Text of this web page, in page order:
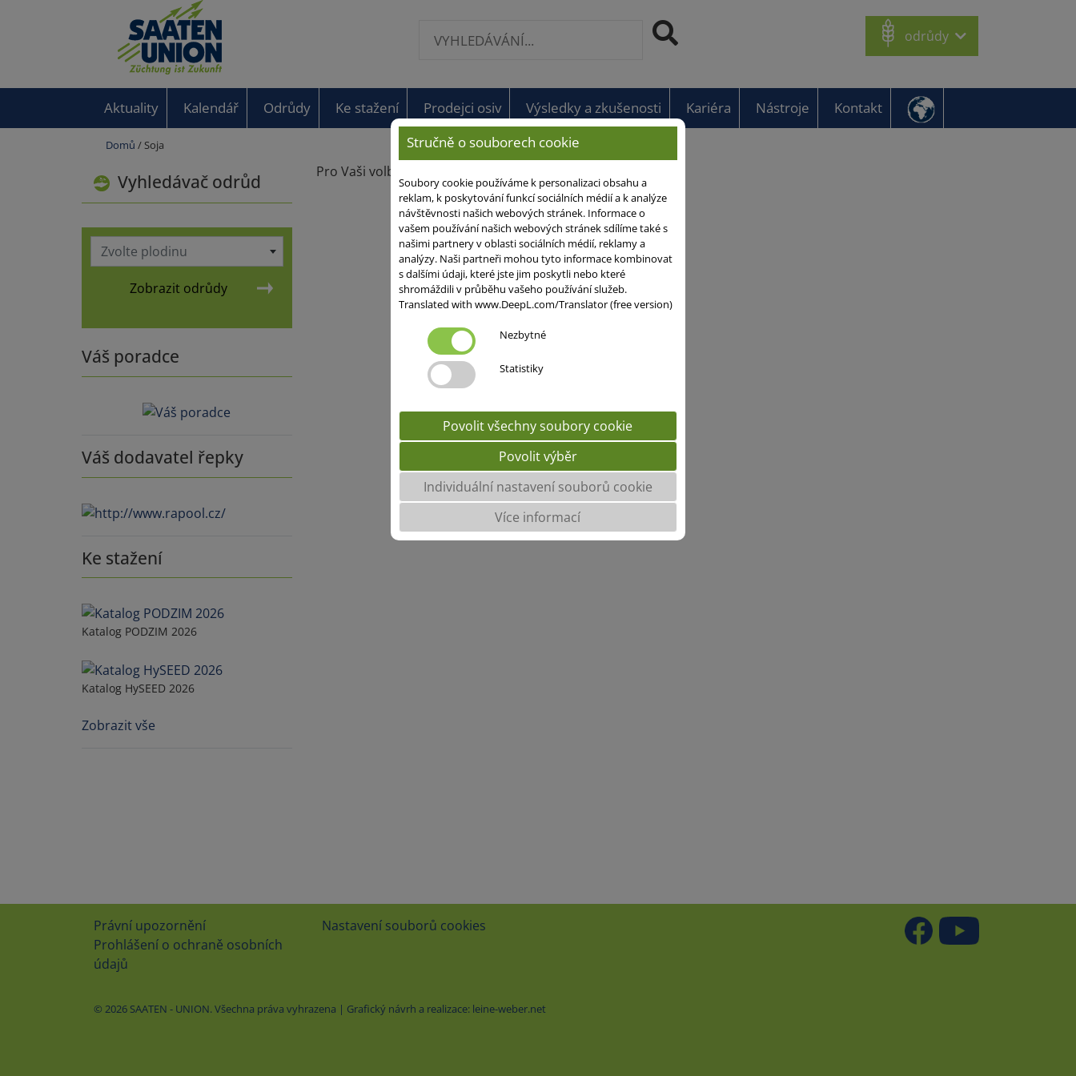
odrůdy
Aktuality Kalendář Odrůdy Ke stažení Prodejci osiv Výsledky a zkušenosti Kariéra Nástroje Kontakt
Domů / Soja
Vyhledávač odrůd
Zvolte plodinu
Zobrazit odrůdy
Váš poradce
Váš dodavatel řepky
Ke stažení
Katalog PODZIM 2026
Katalog HySEED 2026
Zobrazit vše
Pro Vaši volbu není k dispozici žádný výsledek.
Stručně o souborech cookie
Soubory cookie používáme k personalizaci obsahu a
reklam, k poskytování funkcí sociálních médií a k analýze
návštěvnosti našich webových stránek. Informace o
vašem používání našich webových stránek sdílíme také s
našimi partnery v oblasti sociálních médií, reklamy a
analýzy. Naši partneři mohou tyto informace kombinovat
s dalšími údaji, které jste jim poskytli nebo které
shromáždili v průběhu vašeho používání služeb.
Translated with www.DeepL.com/Translator (free version)
Nezbytné
Statistiky
Povolit všechny soubory cookie
Povolit výběr
Individuální nastavení souborů cookie
Více informací
Právní upozornění
Prohlášení o ochraně osobních
údajů
Nastavení souborů cookies
© 2026 SAATEN - UNION. Všechna práva vyhrazena | Grafický návrh a realizace: leine-weber.net